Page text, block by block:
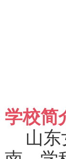
学校简
山